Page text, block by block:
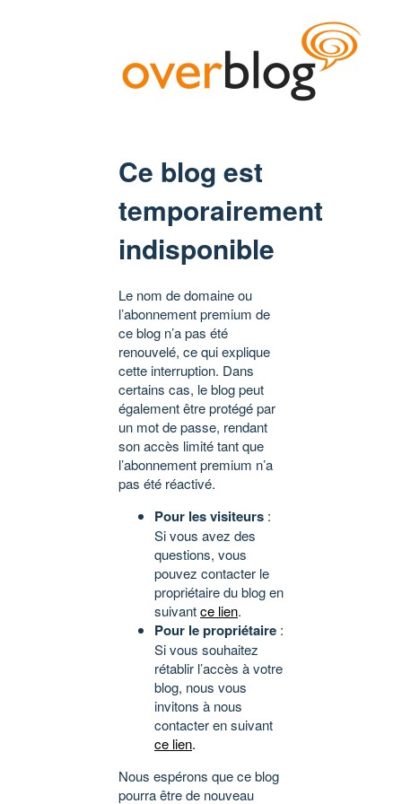
Ce blog est
temporairement
indisponible
Le nom de domaine ou
l’abonnement premium de
ce blog n’a pas été
renouvelé, ce qui explique
cette interruption. Dans
certains cas, le blog peut
également être protégé par
un mot de passe, rendant
son accès limité tant que
l’abonnement premium n’a
pas été réactivé.
Pour les visiteurs :
Si vous avez des
questions, vous
pouvez contacter le
propriétaire du blog en
suivantce lien.
Pour le propriétaire :
Si vous souhaitez
rétablir l’accès à votre
blog, nous vous
invitons à nous
contacter en suivant
ce lien.
Nous espérons que ce blog
pourra être de nouveau